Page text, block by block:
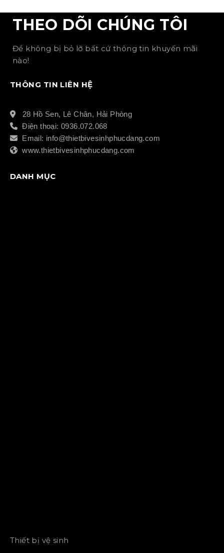
THEO DÕI CHÚNG TÔI
Để không bị bỏ lỡ bất cứ thông tin khuyến mãi
nào!
THÔNG TIN LIÊN HỆ
28 Hồ Sen, Lê Chân, Hải Phòng
Điện thoại: 0936.072.068
Email: info@thietbivesinhphucdang.com
www.thietbivesinhphucdang.com
DANH MỤC
Thiết bị vệ sinh